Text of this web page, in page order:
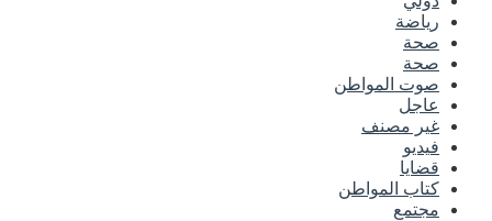
رياضة
صحة
صحة
صوت المواطن
عاجل
غير مصنف
فيديو
قضايا
كتاب المواطن
مجتمع